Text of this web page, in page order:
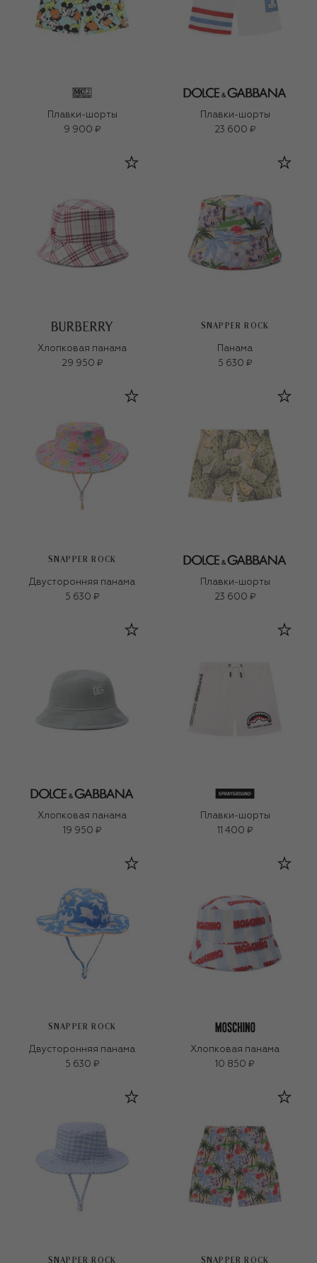
Плавки-шорты
9 900 ₽
Плавки-шорты
23 600 ₽
Хлопковая панама
29 950 ₽
SNAPPER ROCK
Панама
5 630 ₽
SNAPPER ROCK
Двусторонняя панама
5 630 ₽
Плавки-шорты
23 600 ₽
Хлопковая панама
19 950 ₽
Плавки-шорты
11 400 ₽
SNAPPER ROCK
Двусторонняя панама
5 630 ₽
Хлопковая панама
10 850 ₽
SNAPPER ROCK SNAPPER ROCK